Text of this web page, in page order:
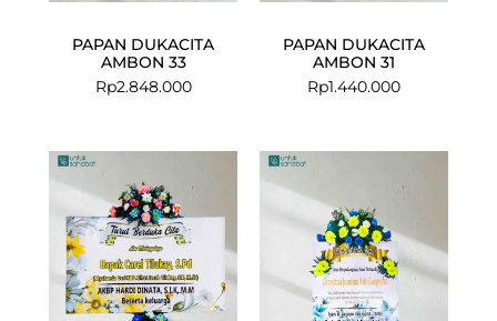
PAPAN DUKACITA
AMBON 33
Rp2.848.000
PAPAN DUKACITA
AMBON 31
Rp1.440.000